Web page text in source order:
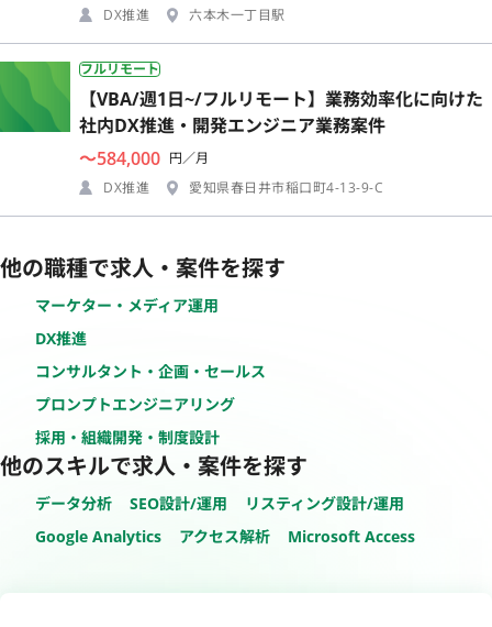
DX推進
六本木一丁目駅
フルリモート
【VBA/週1日~/フルリモート】業務効率化に向けた
社内DX推進・開発エンジニア業務案件
〜584,000 円／月
DX推進
愛知県春日井市稲口町4-13-9-C
他の職種で求人・案件を探す
マーケター・メディア運用
DX推進
コンサルタント・企画・セールス
プロンプトエンジニアリング
採用・組織開発・制度設計
他のスキルで求人・案件を探す
データ分析 SEO設計/運用
リスティング設計/運用
Google Analytics
アクセス解析 Microsoft Access